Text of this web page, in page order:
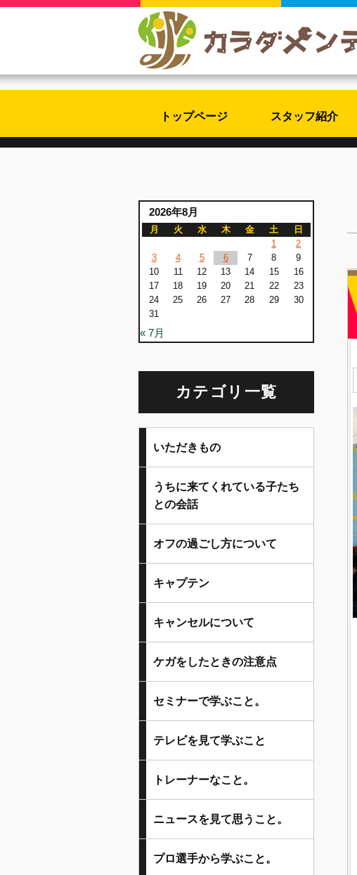
トップページ スタッフ紹介
2026年8月
月 火 水 木 金 土
日
1
2
3
4 5 6 7 8
9
10
11 12 13 14 15
16
17
18 19 20 21 22
23
24
25 26 27 28 29
30
31
« 7月
カテゴリ一覧
いただきもの
うちに来てくれている子たち
との会話
オフの過ごし方について
キャプテン
キャンセルについて
ケガをしたときの注意点
セミナーで学ぶこと。
テレビを見て学ぶこと
トレーナーなこと。
ニュースを見て思うこと。
プロ選手から学ぶこと。